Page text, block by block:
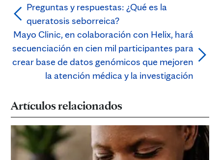
Preguntas y respuestas: ¿Qué es la
queratosis seborreica?
Mayo Clinic, en colaboración con Helix, hará
secuenciación en cien mil participantes para
crear base de datos genómicos que mejoren
la atención médica y la investigación
Artículos relacionados